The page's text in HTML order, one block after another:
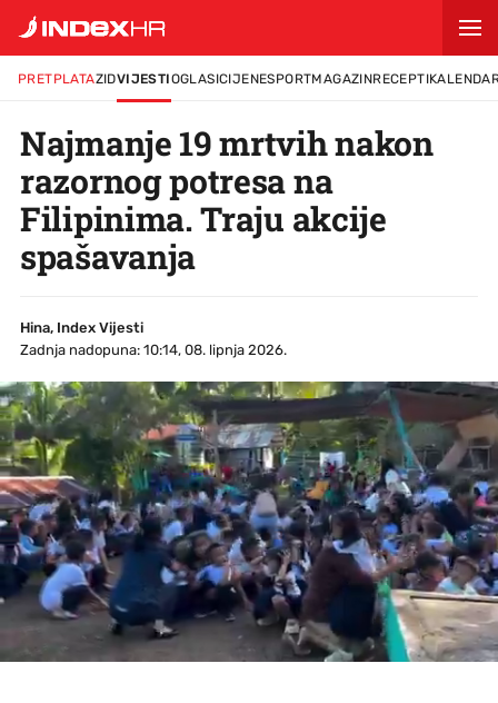
PRETPLATAZIDVIJESTIOGLASICIJENESPORTMAGAZINRECEPTI
Najmanje 19 mrtvih nakon
razornog potresa na
Filipinima. Traju akcije
spašavanja
Hina, Index Vijesti
Zadnja nadopuna: 10:14, 08. lipnja 2026.